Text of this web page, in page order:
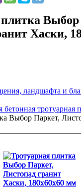
Выбор
Хаски,
ландшафта и
тротуарная
Выбор Паркет,